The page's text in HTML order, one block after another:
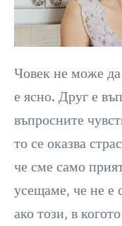
Човек не може да
е ясно. Друг е
въпросните
то се оказва
че сме само
усещаме, че не е
ако този, в